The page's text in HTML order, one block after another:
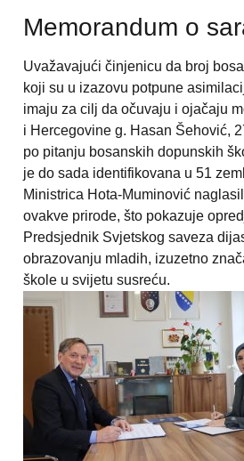
Memorandum o
Uvažavajući činjenicu da broj
koji su u izazovu potpune
imaju za cilj da očuvaju i ojačaju
i Hercegovine g. Hasan Šehović,
po pitanju bosanskih dopunskih
je do sada identifikovana u 51
Ministrica Hota-Muminović
ovakve prirode, što pokazuje
Predsjednik Svjetskog saveza
obrazovanju mladih, izuzetno
škole u svijetu susreću.